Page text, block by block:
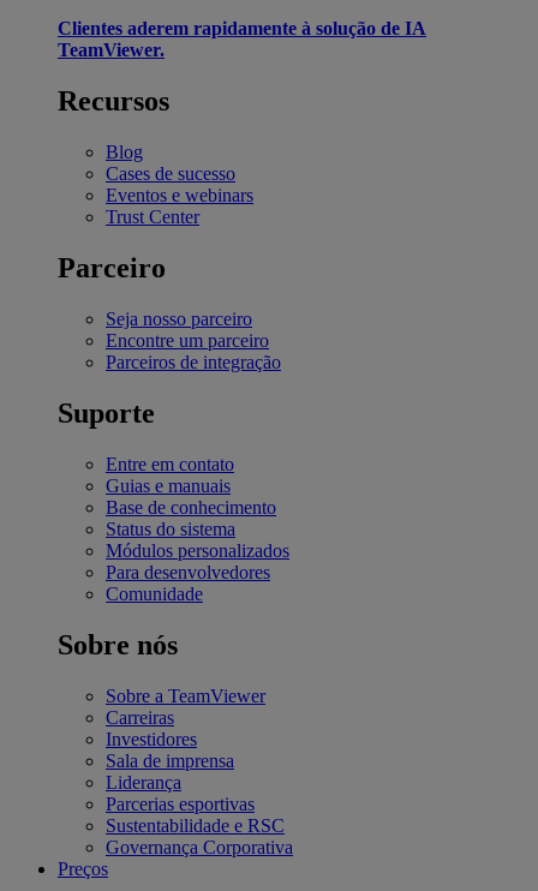
Clientes aderem rapidamente à solução de IA
TeamViewer.
Recursos
Blog
Cases de sucesso
Eventos e webinars
Trust Center
Parceiro
Seja nosso parceiro
Encontre um parceiro
Parceiros de integração
Suporte
Entre em contato
Guias e manuais
Base de conhecimento
Status do sistema
Módulos personalizados
Para desenvolvedores
Comunidade
Sobre nós
Sobre a TeamViewer
Carreiras
Investidores
Sala de imprensa
Liderança
Parcerias esportivas
Sustentabilidade e RSC
Governança Corporativa
Preços